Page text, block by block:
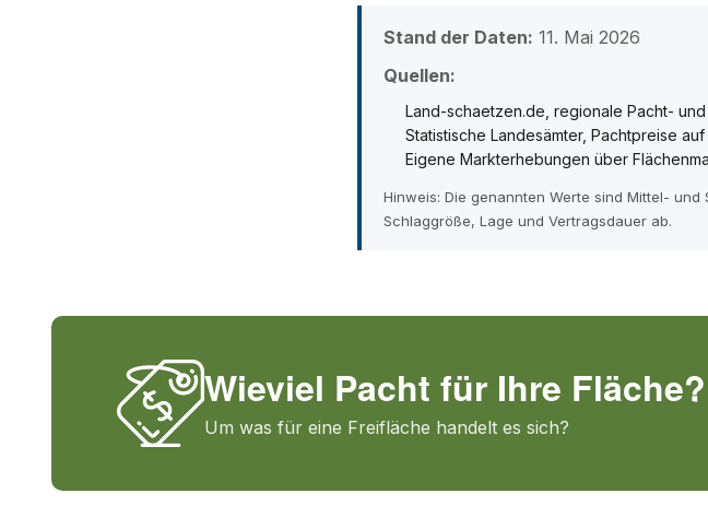
Stand der Daten: 11. Mai 2026
Quellen:
Land-schaetzen.de, regionale Pacht-
Statistische Landesämter, Pachtpreise
Eigene Markterhebungen über
Hinweis: Die genannten Werte sind Mittel-
Schlaggröße, Lage und Vertragsdauer ab.
Wieviel Pacht für Ihre Fläche?
Um was für eine Freifläche handelt es sich?